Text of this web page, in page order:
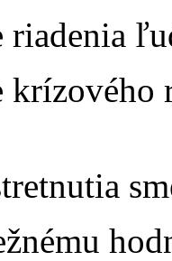
riadenia
krízového